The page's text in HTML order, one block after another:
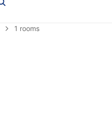
1 rooms